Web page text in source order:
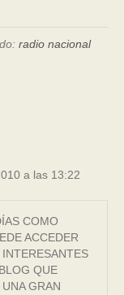
radio nacional
a las 13:22
COMO
ACCEDER
QUE
GRAN